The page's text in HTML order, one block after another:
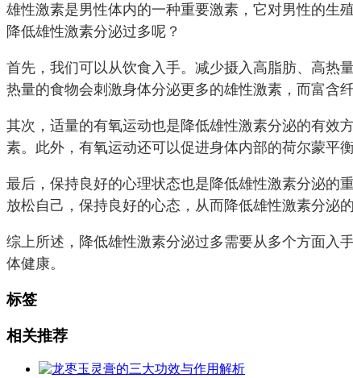
雄性激素是男性体内的一种重要激素，它对男性的生
降低雄性激素分泌过多呢？
首先，我们可以从饮食入手。减少摄入高脂肪、高热
热量的食物会刺激身体分泌更多的雄性激素，而富含
其次，适量的有氧运动也是降低雄性激素分泌的有效
素。此外，有氧运动还可以促进身体内部的荷尔蒙平
最后，保持良好的心理状态也是降低雄性激素分泌的
放松自己，保持良好的心态，从而降低雄性激素分泌的
综上所述，降低雄性激素分泌过多需要从多个方面入
体健康。
标签
相关推荐